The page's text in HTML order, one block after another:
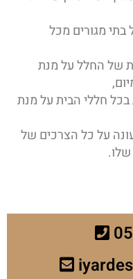
בתי מגורים מכל
של החלל על מנת
בכל חללי הבית על מנת
על כל הצרכים של